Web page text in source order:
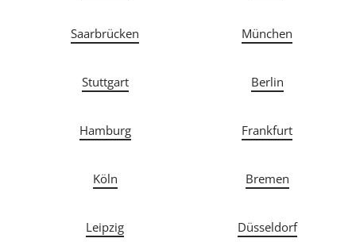
Saarbrücken München
Stuttgart Berlin
Hamburg Frankfurt
Köln Bremen
Leipzig Düsseldorf